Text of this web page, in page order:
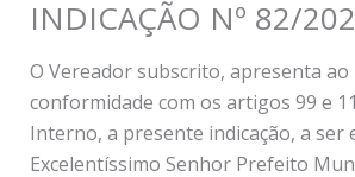
INDICAÇÃO Nº 82/
O Vereador subscrito, apresenta ao
conformidade com os artigos 99 e
Interno, a presente indicação, a ser
Excelentíssimo Senhor Prefeito